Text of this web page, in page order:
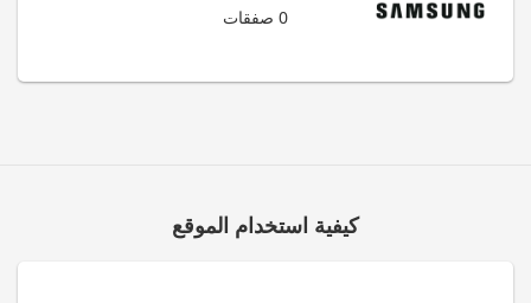
0 صفقات
كيفية استخدام الموقع